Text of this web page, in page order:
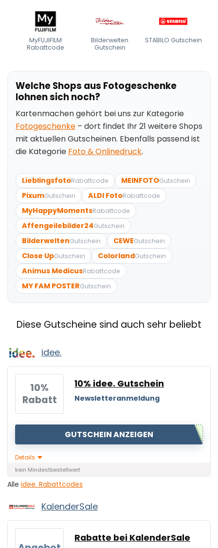
MyFUJIFILM
Rabattcode
Bilderwelten
Gutschein
STABILO Gutschein
Welche Shops aus Fotogeschenke
lohnen sich noch?
Kartenmachen gehört bei uns zur Kategorie
Fotogeschenke – dort findet Ihr 21 weitere Shops
mit aktuellen Gutscheinen. Ebenfalls passend ist
die Kategorie Foto & Onlinedruck.
LieblingsfotoRabattcode MEINFOTOGutschein
PixumGutschein ALDI FotoRabattcode
MyHappyMomentsRabattcode
Affengeilebilder24Gutschein
BilderweltenGutschein CEWEGutschein
Close UpGutschein ColorlandGutschein
Animus MedicusRabattcode
MY FAM POSTERGutschein
Diese Gutscheine sind auch sehr beliebt
idee.
10%
Rabatt
10% idee. Gutschein
Newsletteranmeldung
GUTSCHEIN ANZEIGEN
Details
kein Mindestbestellwert
Alle idee. Rabattcodes
KalenderSale
Rabatte bei KalenderSale